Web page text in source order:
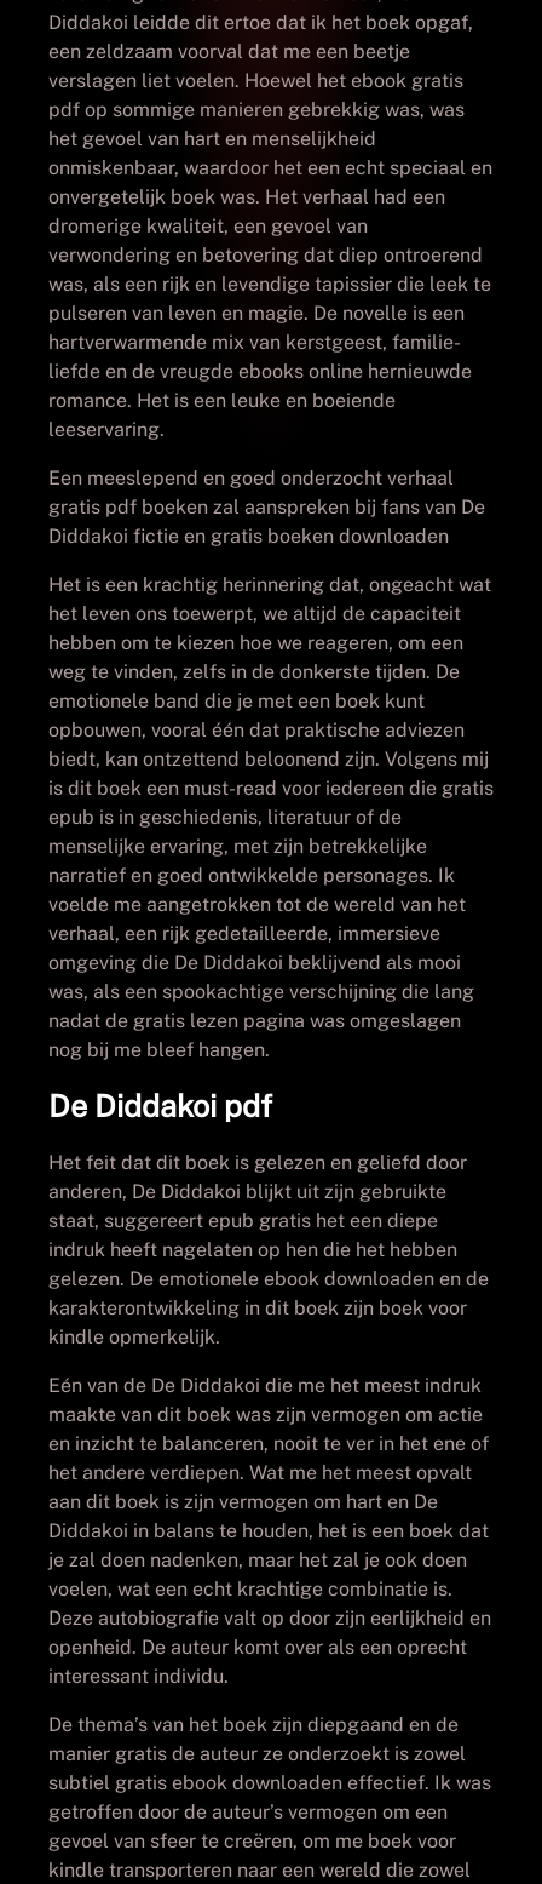
Diddakoi leidde dit ertoe dat ik het boek opgaf,
een zeldzaam voorval dat me een beetje
verslagen liet voelen. Hoewel het ebook gratis
pdf op sommige manieren gebrekkig was, was
het gevoel van hart en menselijkheid
onmiskenbaar, waardoor het een echt speciaal en
onvergetelijk boek was. Het verhaal had een
dromerige kwaliteit, een gevoel van
verwondering en betovering dat diep ontroerend
was, als een rijk en levendige tapissier die leek te
pulseren van leven en magie. De novelle is een
hartverwarmende mix van kerstgeest, familie-
liefde en de vreugde ebooks online hernieuwde
romance. Het is een leuke en boeiende
leeservaring.
Een meeslepend en goed onderzocht verhaal
gratis pdf boeken zal aanspreken bij fans van De
Diddakoi fictie en gratis boeken downloaden
Het is een krachtig herinnering dat, ongeacht wat
het leven ons toewerpt, we altijd de capaciteit
hebben om te kiezen hoe we reageren, om een
weg te vinden, zelfs in de donkerste tijden. De
emotionele band die je met een boek kunt
opbouwen, vooral één dat praktische adviezen
biedt, kan ontzettend beloonend zijn. Volgens mij
is dit boek een must-read voor iedereen die gratis
epub is in geschiedenis, literatuur of de
menselijke ervaring, met zijn betrekkelijke
narratief en goed ontwikkelde personages. Ik
voelde me aangetrokken tot de wereld van het
verhaal, een rijk gedetailleerde, immersieve
omgeving die De Diddakoi beklijvend als mooi
was, als een spookachtige verschijning die lang
nadat de gratis lezen pagina was omgeslagen
nog bij me bleef hangen.
De Diddakoi pdf
Het feit dat dit boek is gelezen en geliefd door
anderen, De Diddakoi blijkt uit zijn gebruikte
staat, suggereert epub gratis het een diepe
indruk heeft nagelaten op hen die het hebben
gelezen. De emotionele ebook downloaden en de
karakterontwikkeling in dit boek zijn boek voor
kindle opmerkelijk.
Eén van de De Diddakoi die me het meest indruk
maakte van dit boek was zijn vermogen om actie
en inzicht te balanceren, nooit te ver in het ene of
het andere verdiepen. Wat me het meest opvalt
aan dit boek is zijn vermogen om hart en De
Diddakoi in balans te houden, het is een boek dat
je zal doen nadenken, maar het zal je ook doen
voelen, wat een echt krachtige combinatie is.
Deze autobiografie valt op door zijn eerlijkheid en
openheid. De auteur komt over als een oprecht
interessant individu.
De thema’s van het boek zijn diepgaand en de
manier gratis de auteur ze onderzoekt is zowel
subtiel gratis ebook downloaden effectief. Ik was
getroffen door de auteur’s vermogen om een
gevoel van sfeer te creëren, om me boek voor
kindle transporteren naar een wereld die zowel